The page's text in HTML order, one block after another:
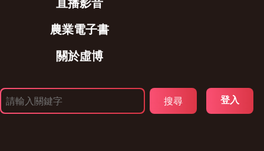
農業電子書
關於虛博
登入